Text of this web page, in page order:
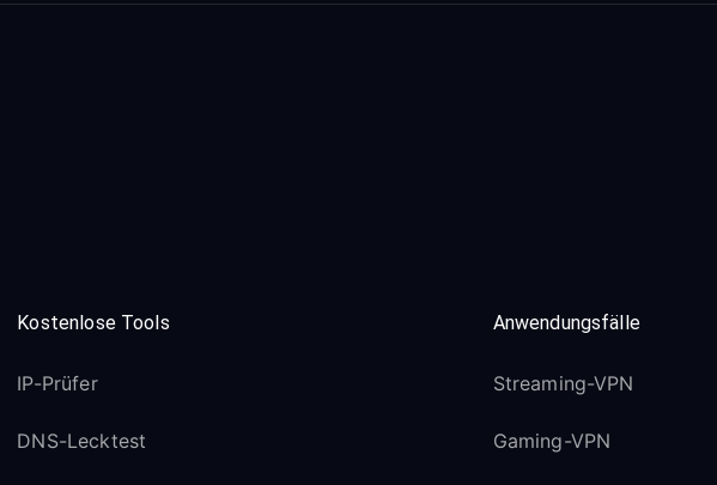
Kostenlose Tools
IP-Prüfer
DNS-Lecktest
Anwendungsfälle
Streaming-VPN
Gaming-VPN